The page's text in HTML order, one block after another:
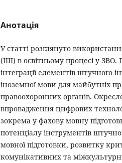
Анотація
У статті розглянуто
(ШІ) в освітньому процесі у ЗВО.
інтеграції елементів штучного
іноземної мови для майбутніх
правоохоронних органів.
впровадження цифрових
зокрема у фахову мовну
потенціалу інструментів
мовної підготовки, розвитку
комунікативних та